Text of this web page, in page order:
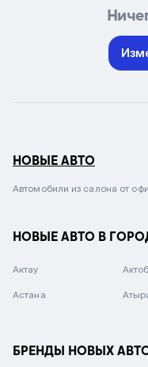
НОВЫЕ АВТО
Автомобили из салона от
НОВЫЕ АВТО В
Актау
Астана
БРЕНДЫ НОВЫХ